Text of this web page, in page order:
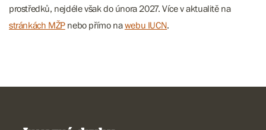
prostředků, nejdéle však do února 2027. Více v aktualitě na
stránkách MŽPnebo přímo nawebu IUCN.